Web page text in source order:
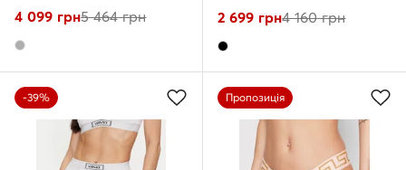
4 099 грн5 464грн 2 699 грн4 160грн
-39% Пропозиція